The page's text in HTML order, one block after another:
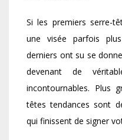
Si les premiers serre-
une visée parfois plus
derniers ont su se
devenant de
incontournables. Plus
têtes tendances sont
qui finissent de signer